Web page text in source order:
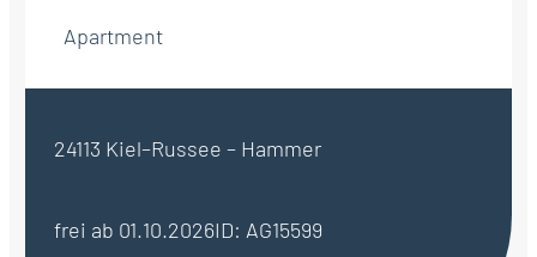
Apartment
24113 Kiel–Russee – Hammer
frei ab 01.10.2026ID: AG15599